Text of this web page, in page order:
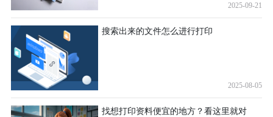
2025-09-21
搜索出来的文件怎么进行打印
2025-08-05
找想打印资料便宜的地方？看这里就对